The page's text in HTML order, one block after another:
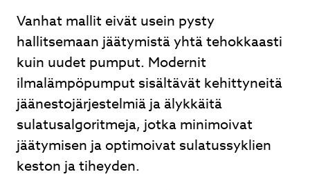
Vanhat mallit eivät usein pysty
hallitsemaan jäätymistä yhtä tehokkaasti
kuin uudet pumput. Modernit
ilmalämpöpumput sisältävät kehittyneitä
jäänestojärjestelmiä ja älykkäitä
sulatusalgoritmeja, jotka minimoivat
jäätymisen ja optimoivat sulatussyklien
keston ja tiheyden.